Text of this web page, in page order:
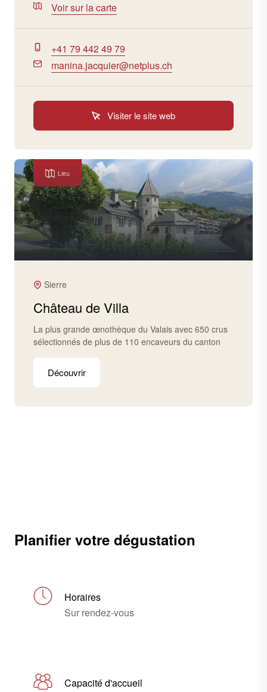
Voir sur la carte
+41 79 442 49 79
manina.jacquier@netplus.ch
Visiter le site web
Lieu
Sierre
Château de Villa
La plus grande œnothèque du Valais avec 650 crus
sélectionnés de plus de 110 encaveurs du canton
Découvrir
Planifier votre dégustation
Horaires
Sur rendez-vous
Capacité d'accueil